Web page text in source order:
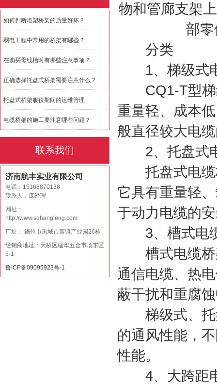
如何判断喷塑桥架的质量好坏？
弱电工程中常用的桥架有哪些？
在购买母线槽时有哪些注意事项？
正确选择托盘式桥架需要注意什么？
托盘式桥架服役期间的运维管理
电缆桥架的施工要注意哪些问题？
联系我们
济南航丰实业有限公司
电话：15168870138
联系人：庞经理
网址：
http://www.sdhangfeng.com
厂址： 德州市禹城市莒镇产业园26栋
经销商地址：天桥区建华五金市场东区
5-1
鲁ICP备09095923号-1
物和管廊支架
部
分类
1、梯级式
CQ1-T型梯
重量轻、成本
般直径较大电
2、托盘式
托盘式电缆
它具有重量轻
于动力电缆的
3、槽式电
槽式电缆桥
通信电缆、热
蔽干扰和重腐
梯级式、托
的通风性能，
性能。
4、大跨距